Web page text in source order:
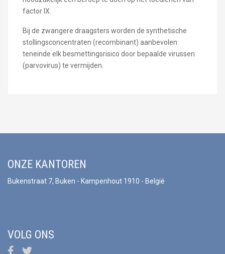
factor IX.
Bij de zwangere draagsters worden de synthetische
stollingsconcentraten (recombinant) aanbevolen
teneinde elk besmettingsrisico door bepaalde virussen
(parvovirus) te vermijden.
ONZE KANTOREN
Bukenstraat 7, Buken - Kampenhout 1910 - België
VOLG ONS